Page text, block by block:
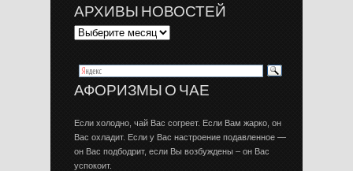
АРХИВЫ НОВОСТЕЙ
АФОРИЗМЫ О ЧАЕ
Если холодно, чай Вас согреет. Если Вам жарко, он
Вас охладит. Если у Вас настроение подавленное —
он Вас подбодрит, если Вы возбуждены – он Вас
успокоит.